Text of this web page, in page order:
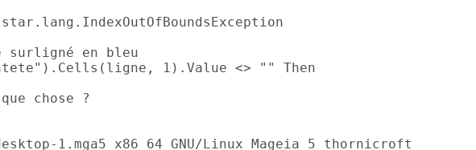
en bleu
1).Value <> "" Then
chose ?